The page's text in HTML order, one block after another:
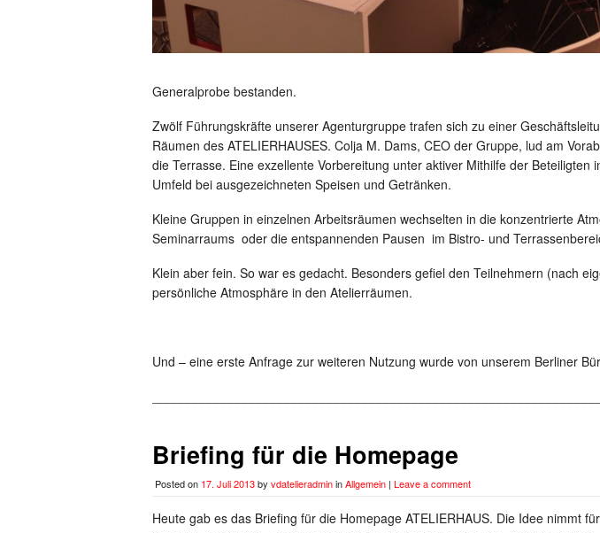
Generalprobe bestanden.
Zwölf Führungskräfte unserer Agenturgruppe trafen sich zu einer
Räumen des ATELIERHAUSES. Colja M. Dams, CEO der Gruppe, lud am
die Terrasse. Eine exzellente Vorbereitung unter aktiver Mithilfe der Beteiligten
Umfeld bei ausgezeichneten Speisen und Getränken.
Kleine Gruppen in einzelnen Arbeitsräumen wechselten in die konzentrierte
Seminarraums oder die entspannenden Pausen im Bistro- und
Klein aber fein. So war es gedacht. Besonders gefiel den Teilnehmern (nach
persönliche Atmosphäre in den Atelierräumen.
Und – eine erste Anfrage zur weiteren Nutzung wurde von unserem Berliner
Briefing für die Homepage
Posted on 17. Juli 2013by vdatelieradmininAllgemein | Leave a comment
Heute gab es das Briefing für die Homepage ATELIERHAUS. Die Idee nimmt